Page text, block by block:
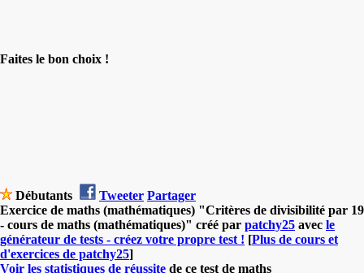
Faites le bon choix !
Débutants Tweeter Partager
Exercice de maths (mathématiques) "Critères de divisibilité par 19
- cours de maths (mathématiques)" créé par patchy25 avec le
générateur de tests - créez votre propre test ! [Plus de cours et
d'exercices de patchy25]
Voir les statistiques de réussite de ce test de maths